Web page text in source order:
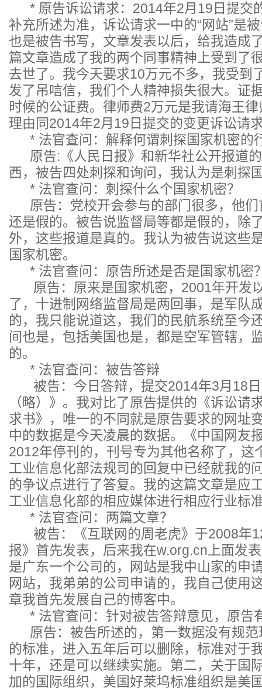
* 原告诉讼请求：2014年2月19日提交
补充所述为准，诉讼请求一中的“网站”是
也是被告书写，文章发表以后，给我造成
篇文章造成了我的两个同事精神上受到了
去世了。我今天要求10万元不多，我受到
发了吊唁信，我们个人精神损失很大。证
时候的公证费。律师费2万元是我请海王
理由同2014年2月19日提交的变更诉讼请
* 法官查问：解释何谓刺探国家机密的
原告:《人民日报》和新华社公开报道
西，被告四处刺探和询问，我认为是刺探
* 法官查问：刺探什么个国家机密？
原告：党校开会参与的部门很多，他们
还是假的。被告说监督局等都是假的，除
外，这些报道是真的。我认为被告说这些
国家机密。
* 法官查问：原告所述是否是国家机密
原告：原来是国家机密，2001年开发
了，十进制网络监督局是两回事，是军队
的，我只能说道这，我们的民航系统至今
间也是，包括美国也是，都是空军管辖，
的。
* 法官查问：被告答辩
被告：今日答辩，提交2014年3月18日
（略）》。我对比了原告提供的《诉讼请
求书》，唯一的不同就是原告要求的网址
中的数据是今天凌晨的数据。《中国网友
2012年停刊的，刊号专为其他名称了，这
工业信息化部法规司的回复中已经就我的
的争议点进行了答复。我的这篇文章是应
工业信息化部的相应媒体进行相应行业标
* 法官查问：两篇文章？
被告：《互联网的周老虎》于2008年
报》首先发表，后来我在w.org.cn上面发
是广东一个公司的，网站是我中山家的申
网站，我弟弟的公司申请的，我自己使用
章我首先发展自己的博客中。
* 法官查问：针对被告答辩意见，原告
原告：被告所述的，第一数据没有规范
的标准，进入五年后可以删除，标准对于
十年，还是可以继续实施。第二，关于国
加的国际组织，美国好莱坞标准组织是美